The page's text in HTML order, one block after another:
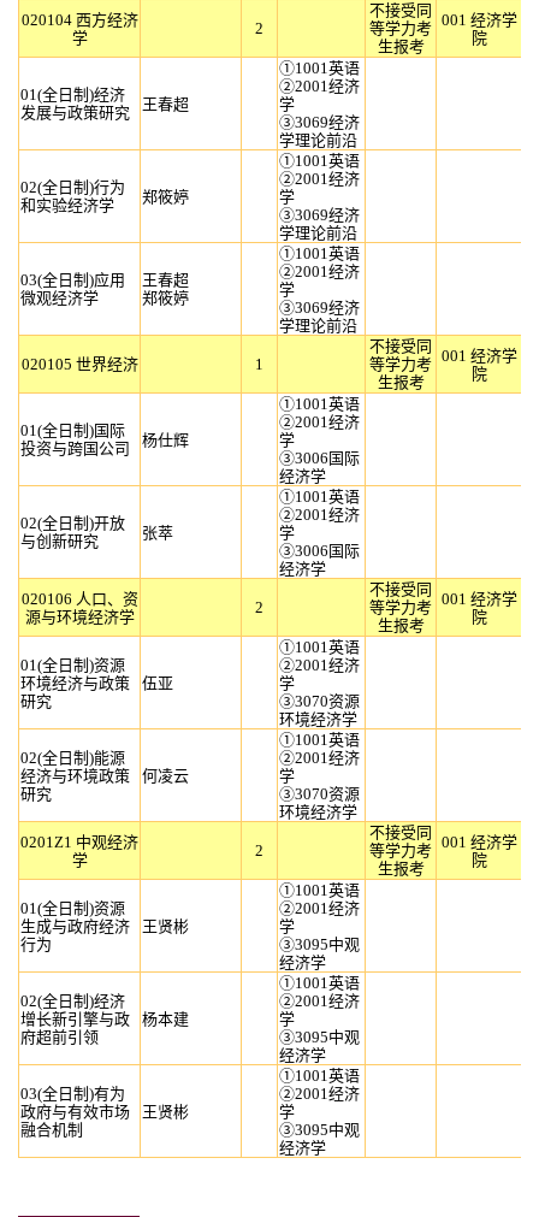
020104 西方经济
学
2
不接受同
等学力考
生报考
001 经济学
院
01(全日制)经济
发展与政策研究
王春超
①1001英语
②2001经济
学
③3069经济
学理论前沿
02(全日制)行为
和实验经济学
郑筱婷
①1001英语
②2001经济
学
③3069经济
学理论前沿
03(全日制)应用
微观经济学
王春超
郑筱婷
①1001英语
②2001经济
学
③3069经济
学理论前沿
020105 世界经济 1
不接受同
等学力考
生报考
001 经济学
院
01(全日制)国际
投资与跨国公司
杨仕辉
①1001英语
②2001经济
学
③3006国际
经济学
02(全日制)开放
与创新研究
张萃
①1001英语
②2001经济
学
③3006国际
经济学
020106 人口、资
源与环境经济学
2
不接受同
等学力考
生报考
001 经济学
院
01(全日制)资源
环境经济与政策
研究
伍亚
①1001英语
②2001经济
学
③3070资源
环境经济学
02(全日制)能源
经济与环境政策
研究
何凌云
①1001英语
②2001经济
学
③3070资源
环境经济学
0201Z1 中观经济
学
2
不接受同
等学力考
生报考
001 经济学
院
01(全日制)资源
生成与政府经济
行为
王贤彬
①1001英语
②2001经济
学
③3095中观
经济学
02(全日制)经济
增长新引擎与政
府超前引领
杨本建
①1001英语
②2001经济
学
③3095中观
经济学
03(全日制)有为
政府与有效市场
融合机制
王贤彬
①1001英语
②2001经济
学
③3095中观
经济学